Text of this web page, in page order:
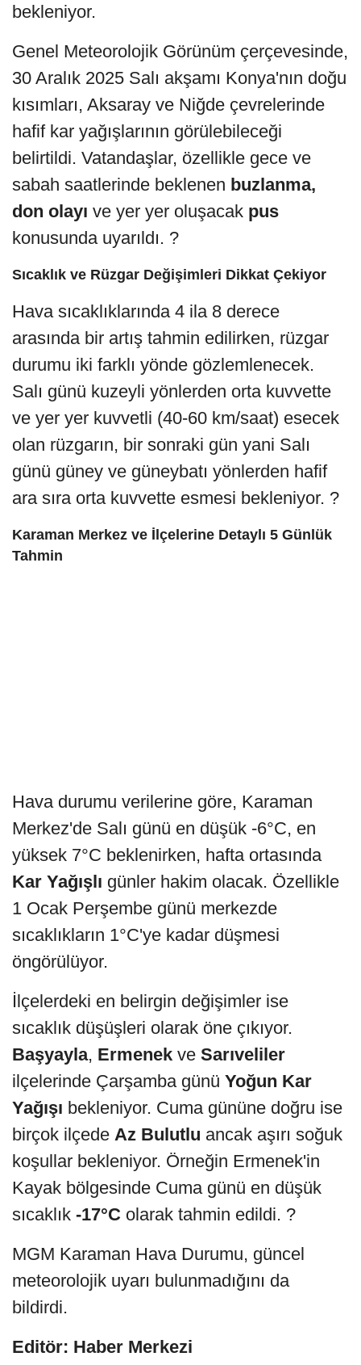
bekleniyor.
Genel Meteorolojik Görünüm çerçevesinde,
30 Aralık 2025 Salı akşamı Konya'nın doğu
kısımları, Aksaray ve Niğde çevrelerinde
hafif kar yağışlarının görülebileceği
belirtildi. Vatandaşlar, özellikle gece ve
sabah saatlerinde beklenen buzlanma,
don olayı ve yer yer oluşacak pus
konusunda uyarıldı. ️?️
Sıcaklık ve Rüzgar Değişimleri Dikkat Çekiyor
Hava sıcaklıklarında 4 ila 8 derece
arasında bir artış tahmin edilirken, rüzgar
durumu iki farklı yönde gözlemlenecek.
Salı günü kuzeyli yönlerden orta kuvvette
ve yer yer kuvvetli (40-60 km/saat) esecek
olan rüzgarın, bir sonraki gün yani Salı
günü güney ve güneybatı yönlerden hafif
ara sıra orta kuvvette esmesi bekleniyor. ?️
Karaman Merkez ve İlçelerine Detaylı 5 Günlük
Tahmin
Hava durumu verilerine göre, Karaman
Merkez'de Salı günü en düşük -6°C, en
yüksek 7°C beklenirken, hafta ortasında
Kar Yağışlı günler hakim olacak. Özellikle
1 Ocak Perşembe günü merkezde
sıcaklıkların 1°C'ye kadar düşmesi
öngörülüyor.
İlçelerdeki en belirgin değişimler ise
sıcaklık düşüşleri olarak öne çıkıyor.
Başyayla, Ermenek ve Sarıveliler
ilçelerinde Çarşamba günü Yoğun Kar
Yağışı bekleniyor. Cuma gününe doğru ise
birçok ilçede Az Bulutlu ancak aşırı soğuk
koşullar bekleniyor. Örneğin Ermenek'in
Kayak bölgesinde Cuma günü en düşük
sıcaklık -17°C olarak tahmin edildi. ?
MGM Karaman Hava Durumu, güncel
meteorolojik uyarı bulunmadığını da
bildirdi.
Editör: Haber Merkezi